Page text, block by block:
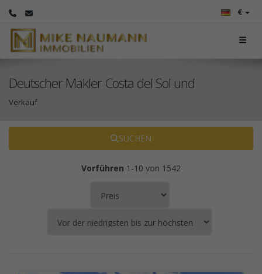
€
Deutscher Makler Costa del Sol und
Verkauf
SUCHEN
Vorführen 1-10 von 1542